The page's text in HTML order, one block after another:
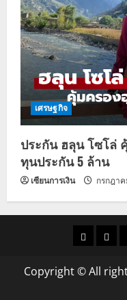
เศรษฐกิจ
ประกัน ฮลุน โซโล่
ทุนประกัน 5 ล้าน
เซียนการเงิน กรกฎา
ราคาแนว
ราค
Copyright © All